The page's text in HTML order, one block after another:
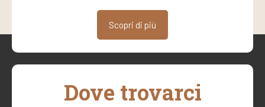
Scopri di più
Dove trovarci